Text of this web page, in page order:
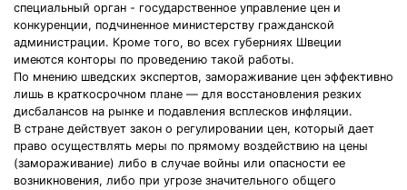
специальный орган - государственное управление цен и
конкуренции, подчиненное министерству гражданской
администрации. Кроме того, во всех губерниях Швеции
имеются конторы по проведению такой работы.
По мнению шведских экспертов, замораживание цен эффективно
лишь в краткосрочном плане — для восстановления резких
дисбалансов на рынке и подавления всплесков инфляции.
В стране действует закон о регулировании цен, который дает
право осуществлять меры по прямому воздействию на цены
(замораживание) либо в случае войны или опасности ее
возникновения, либо при угрозе значительного общего